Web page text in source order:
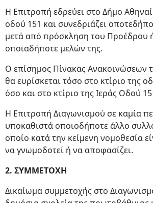
Η Επιτροπή εδρεύει στο Δήμο
οδού 151 και συνεδριάζει
μετά από πρόσκληση του Προέδρου
οποιαδήποτε μελών της.
Ο επίσημος Πίνακας Ανακοινώσεων
θα ευρίσκεται τόσο στο κτίριο της
όσο και στο κτίριο της Ιεράς Οδού
Η Επιτροπή Διαγωνισμού σε καμία
υποκαθιστά οποιοδήποτε άλλο
οποίο κατά την κείμενη νομοθεσία
να γνωμοδοτεί ή να αποφασίζει.
2. ΣΥΜΜΕΤΟΧΗ
Δικαίωμα συμμετοχής στο